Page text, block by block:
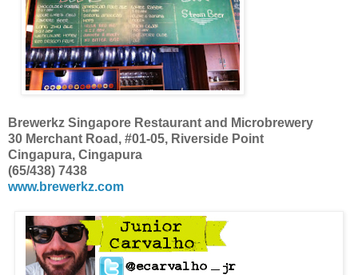
Brewerkz Singapore Restaurant and Microbrewery
30 Merchant Road, #01-05, Riverside Point
Cingapura, Cingapura
(65/438) 7438
www.brewerkz.com